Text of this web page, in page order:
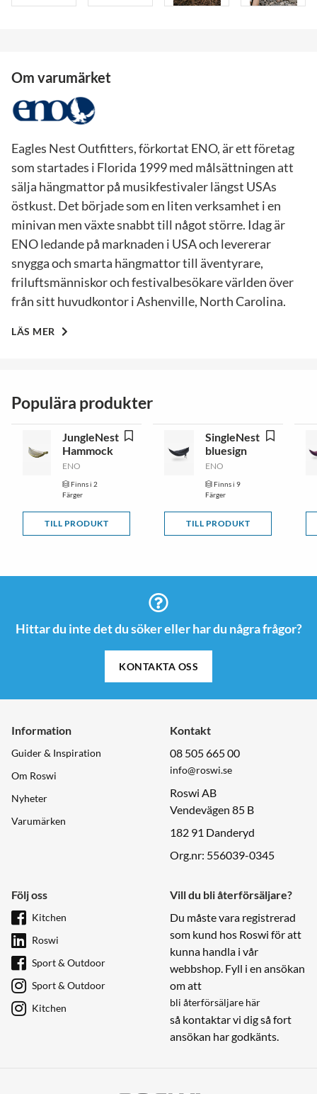
Om varumärket
Eagles Nest Outfitters, förkortat ENO, är ett företag
som startades i Florida 1999 med målsättningen att
sälja hängmattor på musikfestivaler längst USAs
östkust. Det började som en liten verksamhet i en
minivan men växte snabbt till något större. Idag är
ENO ledande på marknaden i USA och levererar
snygga och smarta hängmattor till äventyrare,
friluftsmänniskor och festivalbesökare världen över
från sitt huvudkontor i Ashenville, North Carolina.
LÄS MER
Populära produkter
JungleNest
Hammock
ENO
Finns i 2
Färger
TILL PRODUKT
SingleNest
bluesign
ENO
Finns i 9
Färger
TILL PRODUKT
Hittar du inte det du söker eller har du några frågor?
KONTAKTA OSS
Information
Guider & Inspiration
Om Roswi
Nyheter
Varumärken
Kontakt
08 505 665 00
info@roswi.se
Roswi AB
Vendevägen 85 B
182 91 Danderyd
Org.nr: 556039-0345
Följ oss
Kitchen
Roswi
Sport & Outdoor
Sport & Outdoor
Kitchen
Vill du bli återförsäljare?
Du måste vara registrerad
som kund hos Roswi för att
kunna handla i vår
webbshop. Fyll i en ansökan
om att
bli återförsäljare här
så kontaktar vi dig så fort
ansökan har godkänts.